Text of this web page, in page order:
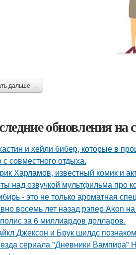
дальше →
обновления на
и хейли бибер, которые в
совместного отдыха.
Харламов, известный комик и
над озвучкой мультфильма про
- это не только ароматная
восемь лет назад рэпер Akon
за 6 миллиардов долларов.
Джексон и Брук шилдс
сериала "Дневники Вампира"